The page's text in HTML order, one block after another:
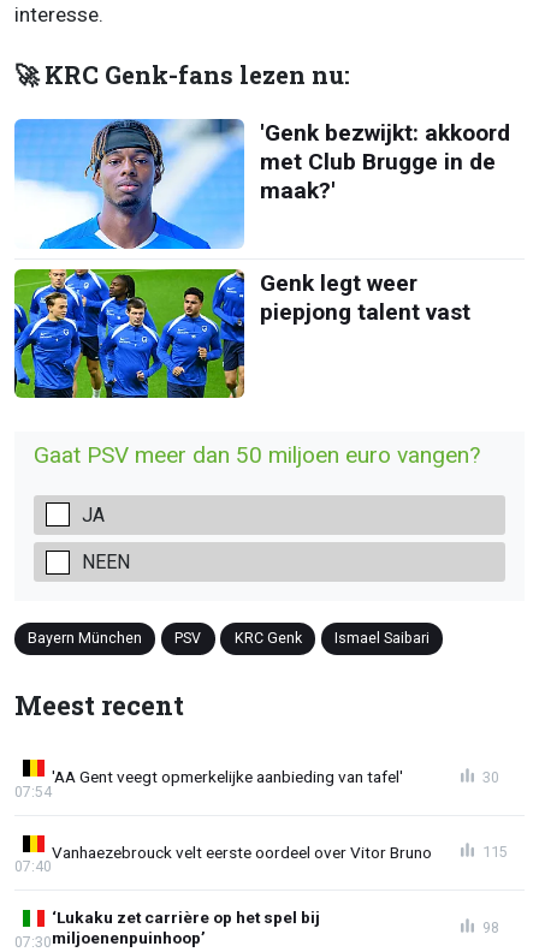
interesse.
🚀 KRC Genk-fans lezen nu:
'Genk bezwijkt: akkoord
met Club Brugge in de
maak?'
Genk legt weer
piepjong talent vast
Gaat PSV meer dan 50 miljoen euro vangen?
JA
NEEN
Bayern München PSV KRC Genk Ismael Saibari
Meest recent
'AA Gent veegt opmerkelijke aanbieding van tafel'
07:54
30
Vanhaezebrouck velt eerste oordeel over Vitor Bruno
07:40
115
‘Lukaku zet carrière op het spel bij
miljoenenpuinhoop’
07:30
98